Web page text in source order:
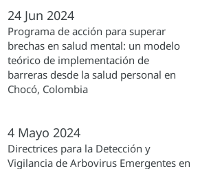
24 Jun 2024
Programa de acción para superar
brechas en salud mental: un modelo
teórico de implementación de
barreras desde la salud personal en
Chocó, Colombia
4 Mayo 2024
Directrices para la Detección y
Vigilancia de Arbovirus Emergentes en